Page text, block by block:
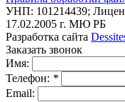
УНП: 101214439;
17.02.2005 г. МЮ РБ
Разработка сайта
Заказать звонок
Имя:
Телефон: *
Email: